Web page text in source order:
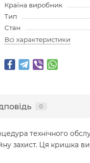
Країна виробник
Тип
Стан
Всі характеристики
0
технічного
захист. Ця кришка